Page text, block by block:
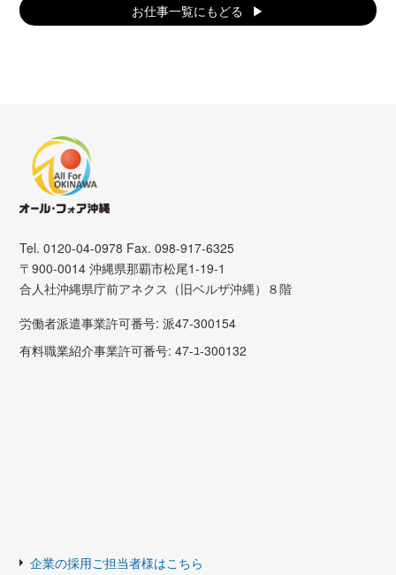
お仕事一覧にもどる
Tel. 0120-04-0978 Fax. 098-917-6325
〒900-0014 沖縄県那覇市松尾1-19-1
合人社沖縄県庁前アネクス（旧ベルザ沖縄）８階
労働者派遣事業許可番号: 派47-300154
有料職業紹介事業許可番号: 47-ﾕ-300132
企業の採用ご担当者様はこちら